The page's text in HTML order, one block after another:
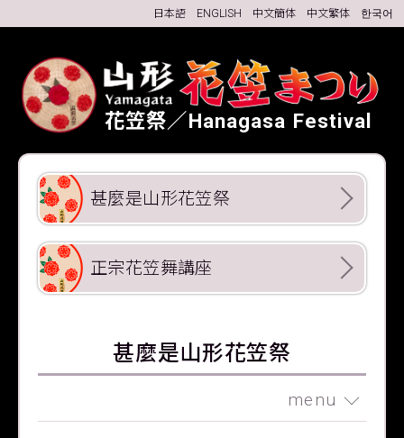
日本語 ENGLISH 中文簡体 中文繁体 한국어
花笠祭／Hanagasa Festival
甚麼是山形花笠祭
正宗花笠舞講座
甚麼是山形花笠祭
menu